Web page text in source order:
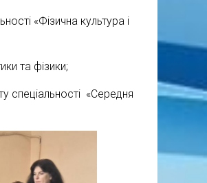
«Фізична культура і
та фізики;
спеціальності «Середня